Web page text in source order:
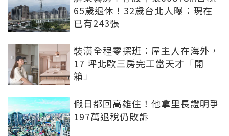
65歲退休！32歲台北人曝：現在
已有243張
裝潢全程零探班：屋主人在海外，
17 坪北歐三房完工當天才「開
箱」
假日都回高雄住！他拿里長證明爭
197萬退稅仍敗訴